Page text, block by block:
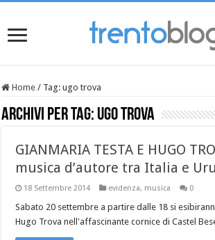
Home / Tag:ugo trova
Archivi per tag: ugo trova
GIANMARIA TESTA E HUGO
musica d’autore tra Italia e
18 Settembre 2014 evidenza, musica 0
Sabato 20 settembre a partire dalle 18 si
Hugo Trova nell'affascinante cornice di Castel